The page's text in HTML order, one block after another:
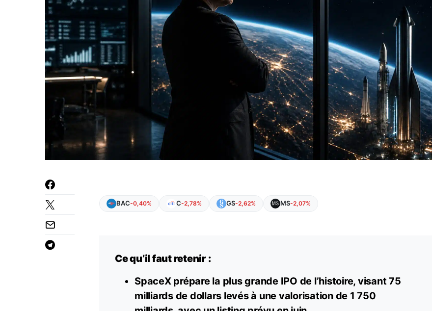
BAC-0,40% C-2,78% GS-2,62% MS-2,07%
Ce qu’il faut retenir :
SpaceX prépare la plus grande IPO de l’histoire, visant 75
milliards de dollars levés à une valorisation de 1 750